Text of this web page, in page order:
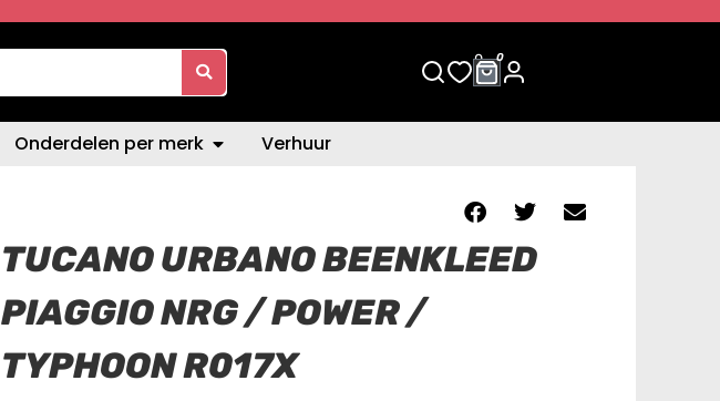
0 0
Onderdelen per merk Verhuur
TUCANO URBANO BEENKLEED
PIAGGIO NRG / POWER /
TYPHOON R017X